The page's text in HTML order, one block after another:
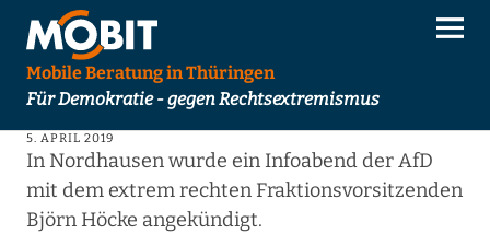
Mobile Beratung in Thüringen
Für Demokratie - gegen Rechtsextremismus
5. APRIL 2019
In Nordhausen wurde ein Infoabend der AfD
mit dem extrem rechten Fraktionsvorsitzenden
Björn Höcke angekündigt.